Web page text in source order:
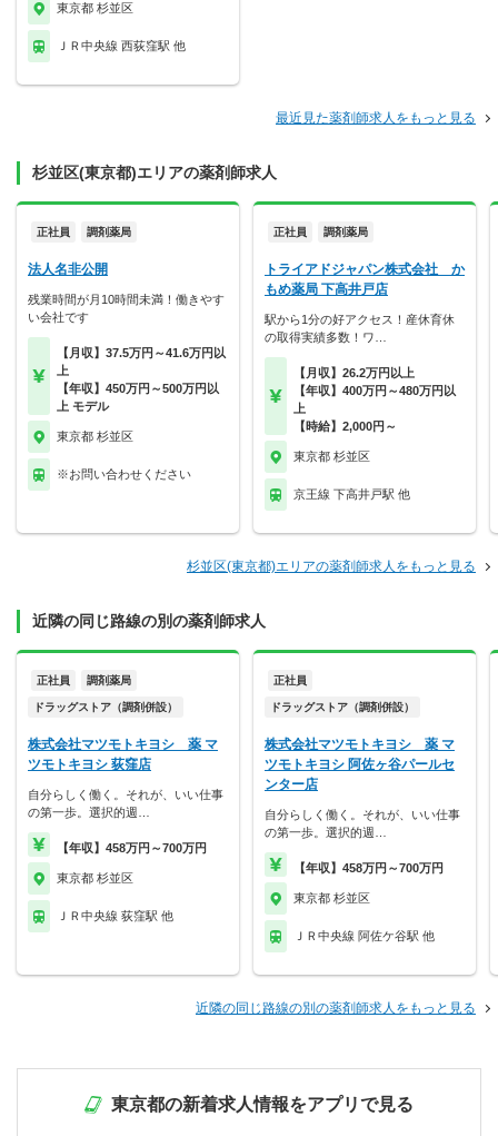
東京都 杉並区
ＪＲ中央線 西荻窪駅 他
最近見た薬剤師求人をもっと見る
杉並区(東京都)エリアの薬剤師求人
正社員 調剤薬局
法人名非公開
残業時間が月10時間未満！働きやす
い会社です
【月収】37.5万円～41.6万円以
上
【年収】450万円～500万円以
上 モデル
東京都 杉並区
※お問い合わせください
正社員 調剤薬局
トライアドジャパン株式会社 か
もめ薬局 下高井戸店
駅から1分の好アクセス！産休育休
の取得実績多数！ワ…
【月収】26.2万円以上
【年収】400万円～480万円以
上
【時給】2,000円～
東京都 杉並区
京王線 下高井戸駅 他
杉並区(東京都)エリアの薬剤師求人をもっと見る
近隣の同じ路線の別の薬剤師求人
正社員 調剤薬局
ドラッグストア（調剤併設）
株式会社マツモトキヨシ 薬 マ
ツモトキヨシ 荻窪店
自分らしく働く。それが、いい仕事
の第一歩。選択的週…
【年収】458万円～700万円
東京都 杉並区
ＪＲ中央線 荻窪駅 他
正社員
ドラッグストア（調剤併設）
株式会社マツモトキヨシ 薬 マ
ツモトキヨシ 阿佐ヶ谷パールセ
ンター店
自分らしく働く。それが、いい仕事
の第一歩。選択的週…
【年収】458万円～700万円
東京都 杉並区
ＪＲ中央線 阿佐ケ谷駅 他
近隣の同じ路線の別の薬剤師求人をもっと見る
東京都の新着求人情報をアプリで見る